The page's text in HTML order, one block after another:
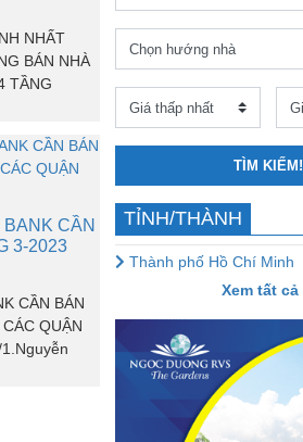
NHẤT
BÁN NHÀ
TẦNG
CẦN
3-2023
CẦN BÁN
QUẬN
TÌM KIẾM!
TỈNH/THÀNH
Thành phố Hồ Chí Minh
Xem tất cả